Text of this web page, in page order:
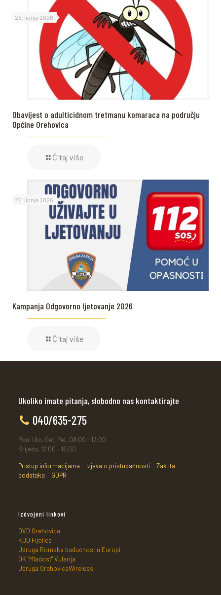
26. lipnja 2026.
Obavijest o adulticidnom tretmanu komaraca na području
Općine Orehovica
Čitaj više
25. lipnja 2026.
Kampanja Odgovorno ljetovanje 2026
Čitaj više
Ukoliko imate pitanja, slobodno nas kontaktirajte
040/635-275
Pon, Uto, Čet, Pet, 08:00 - 12:00
Srijeda, 12:00 - 16:00
Pristup informacijama Izjava o pristupačnosti
Zaštita
podataka
GDPR
Izdvojeni linkovi
DVD Orehovica
KUD Fijolica
Udruga Romska budućnost u Europi
OK "Mladost" Vularija
Udruga OrehovicaWireless